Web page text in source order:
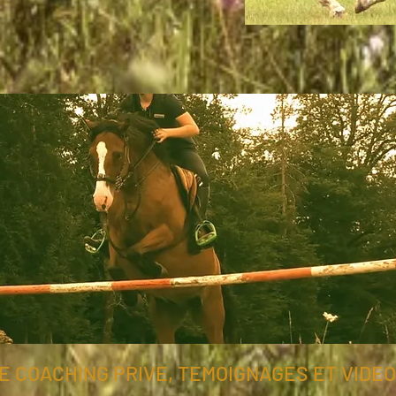
COACHING PRIVE, TEMOIGNAGES ET